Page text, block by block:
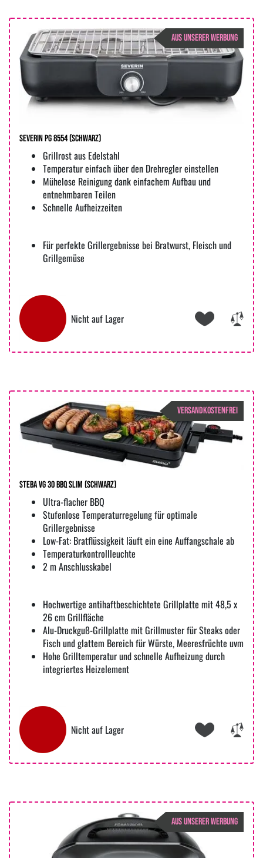
AUS UNSERER WERBUNG
Severin PG 8554 (Schwarz)
Grillrost aus Edelstahl
Temperatur einfach über den Drehregler einstellen
Mühelose Reinigung dank einfachem Aufbau und
entnehmbaren Teilen
Schnelle Aufheizzeiten
Für perfekte Grillergebnisse bei Bratwurst, Fleisch und
Grillgemüse
Nicht auf Lager
VERSANDKOSTENFREI
Steba VG 30 BBQ Slim (Schwarz)
Ultra-flacher BBQ
Stufenlose Temperaturregelung für optimale
Grillergebnisse
Low-Fat: Bratflüssigkeit läuft ein eine Auffangschale ab
Temperaturkontrollleuchte
2 m Anschlusskabel
Hochwertige antihaftbeschichtete Grillplatte mit 48,5 x
26 cm Grillfläche
Alu-Druckguß-Grillplatte mit Grillmuster für Steaks oder
Fisch und glattem Bereich für Würste, Meeresfrüchte uvm
Hohe Grilltemperatur und schnelle Aufheizung durch
integriertes Heizelement
Nicht auf Lager
AUS UNSERER WERBUNG